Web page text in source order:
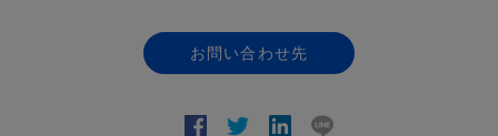
お問い合わせ先